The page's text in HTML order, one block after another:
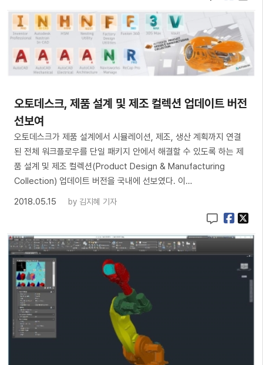
오토데스크, 제품 설계 및 제조 컬렉션 업데이트 버전
선보여
오토데스크가 제품 설계에서 시뮬레이션, 제조, 생산 계획까지 연결
된 전체 워크플로우를 단일 패키지 안에서 해결할 수 있도록 하는 제
품 설계 및 제조 컬렉션(Product Design & Manufacturing
Collection) 업데이트 버전을 국내에 선보였다. 이…
2018.05.15
by 김지혜 기자